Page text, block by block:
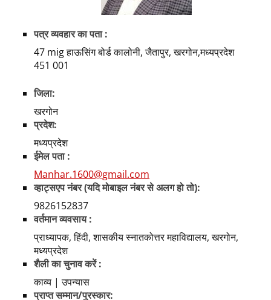
पत्र व्यवहार का पता :
47 mig हाऊसिंग बोर्ड कालोनी, जैतापुर, खरगोन,मध्यप्रदेश
451 001
जिला:
खरगोन
प्रदेश:
मध्यप्रदेश
ईमेल पता :
Manhar.1600@gmail.com
व्हाट्सएप नंबर (यदि मोबाइल नंबर से अलग हो तो):
9826152837
वर्तमान व्यवसाय :
प्राध्यापक, हिंदी, शासकीय स्नातकोत्तर महाविद्यालय, खरगोन,
मध्यप्रदेश
शैली का चुनाव करें :
काव्य | उपन्यास
प्राप्त सम्मान/पुरस्कार: